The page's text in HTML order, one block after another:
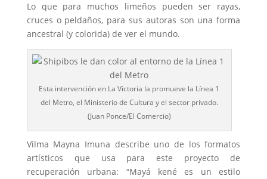
Lo que para muchos limeños pueden ser rayas,
cruces o peldaños, para sus autoras son una forma
ancestral (y colorida) de ver el mundo.
Esta intervención en La Victoria la promueve la Línea 1
del Metro, el Ministerio de Cultura y el sector privado.
(Juan Ponce/El Comercio)
Vilma Mayna Imuna describe uno de los formatos
artísticos que usa para este proyecto de
recuperación urbana: “Mayá kené es un estilo